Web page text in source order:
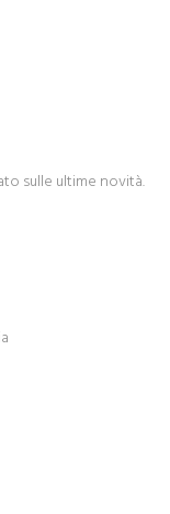
sulle ultime novità.